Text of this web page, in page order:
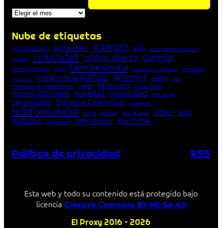
Archivos
Nube de etiquetas
actualización Alphabet Android app concepto informático
consejo
curiosidad código abierto Google
Google Chrome guía herramienta historia de la Informática Informática
innovación Inteligencia Artificial Internet juego lista
mensajería instantánea Meta Microsoft Mozilla Firefox
navegador web novedad privacidad red social
seguridad Sistema Operativo streaming
teléfono móvil truco tutorial Unión Europea vídeo web
webapp WhatsApp Windows YouTube
Política de privacidad RSS
Esta web y todo su contenido está protegido bajo
licencia Creative Commons BY-NC-SA 4.0
El Proxy 2016 – 2026